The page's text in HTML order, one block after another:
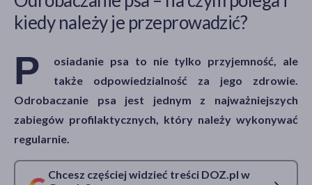
Hit
kiedy należy je przeprowadzić?
P
osiadanie psa to nie tylko przyjemność, ale
także odpowiedzialność za jego zdrowie.
Odrobaczanie psa jest jednym z najważniejszych
zabiegów profilaktycznych, który należy wykonywać
regularnie.
Chcesz częściej widzieć treści DOZ.pl w